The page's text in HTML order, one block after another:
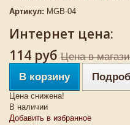
Артикул: MGB-04
Интернет цена:
114 руб Цена в
В корзину
Цена снижена!
В наличии
Добавить в избранное